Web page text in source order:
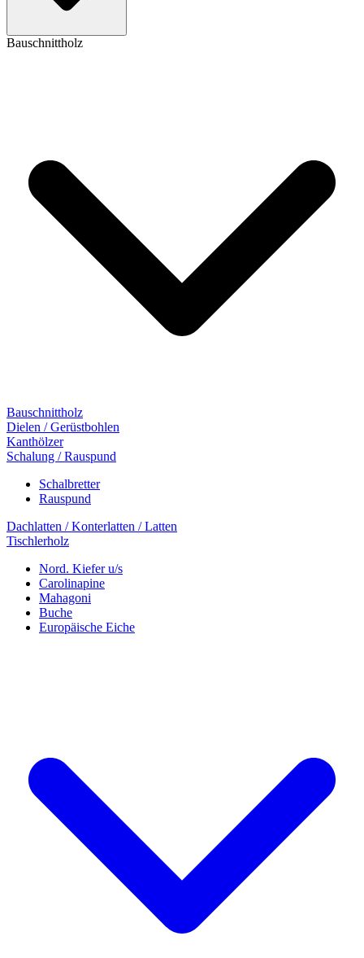
Bauschnittholz
Bauschnittholz
Dielen / Gerüstbohlen
Kanthölzer
Schalung / Rauspund
Schalbretter
Rauspund
Dachlatten / Konterlatten / Latten
Tischlerholz
Nord. Kiefer u/s
Carolinapine
Mahagoni
Buche
Europäische Eiche